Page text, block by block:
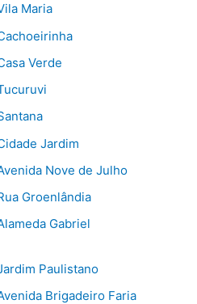
Maria
Verde
Jardim
Nove de Julho
Groenlândia
Gabriel
Paulistano
Brigadeiro Faria